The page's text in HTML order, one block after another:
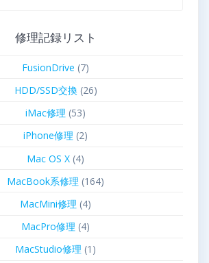
修理記録リスト
FusionDrive (7)
HDD/SSD交換(26)
iMac修理 (53)
iPhone修理 (2)
Mac OS X (4)
MacBook系修理 (164)
MacMini修理 (4)
MacPro修理 (4)
MacStudio修理 (1)